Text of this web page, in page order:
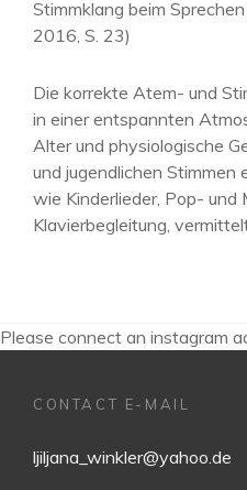
Stimmklang beim
2016, S. 23)
Die korrekte Atem- und
in einer entspannten
Alter und physiologische
und jugendlichen
wie Kinderlieder, Pop- und
Klavierbegleitung,
Please connect an instagram
CONTACT E-MAIL
ljiljana_winkler@yahoo.de